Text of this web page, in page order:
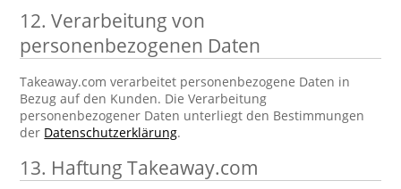
12. Verarbeitung von
personenbezogenen Daten
Takeaway.com verarbeitet personenbezogene Daten in
Bezug auf den Kunden. Die Verarbeitung
personenbezogener Daten unterliegt den Bestimmungen
der Datenschutzerklärung.
13. Haftung Takeaway.com